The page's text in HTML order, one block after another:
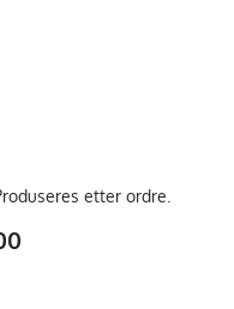
etter ordre.